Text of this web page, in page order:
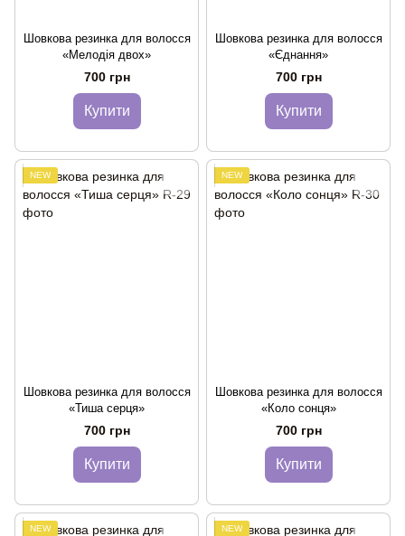
Шовкова резинка для волосся
«Мелодія двох»
700 грн
Купити
Шовкова резинка для волосся
«Єднання»
700 грн
Купити
NEW
Шовкова резинка для волосся
«Тиша серця»
700 грн
Купити
NEW
Шовкова резинка для волосся
«Коло сонця»
700 грн
Купити
NEW NEW